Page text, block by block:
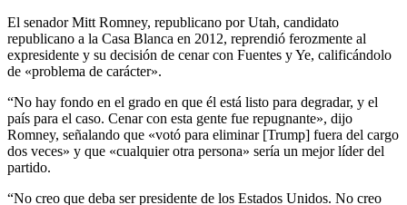
El senador Mitt Romney, republicano por Utah, candidato
republicano a la Casa Blanca en 2012, reprendió ferozmente al
expresidente y su decisión de cenar con Fuentes y Ye, calificándolo
de «problema de carácter».
“No hay fondo en el grado en que él está listo para degradar, y el
país para el caso. Cenar con esta gente fue repugnante», dijo
Romney, señalando que «votó para eliminar [Trump] fuera del cargo
dos veces» y que «cualquier otra persona» sería un mejor líder del
partido.
“No creo que deba ser presidente de los Estados Unidos. No creo